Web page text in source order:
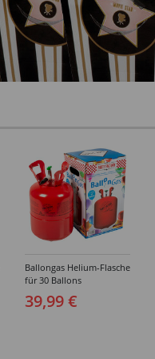
Ballongas Helium-Flasche
für 30 Ballons
39,99 €